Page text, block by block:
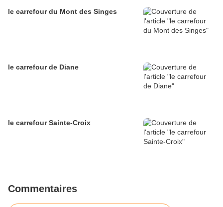
le carrefour du Mont des Singes
le carrefour de Diane
le carrefour Sainte-Croix
Commentaires